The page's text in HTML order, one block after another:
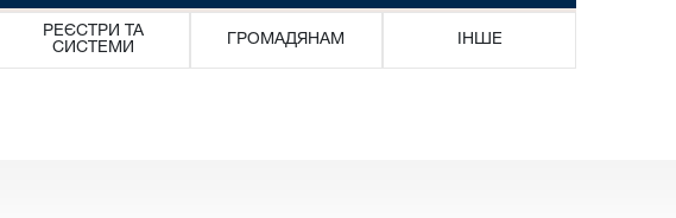
РЕЄСТРИ ТА
СИСТЕМИ
ГРОМАДЯНАМ ІНШЕ